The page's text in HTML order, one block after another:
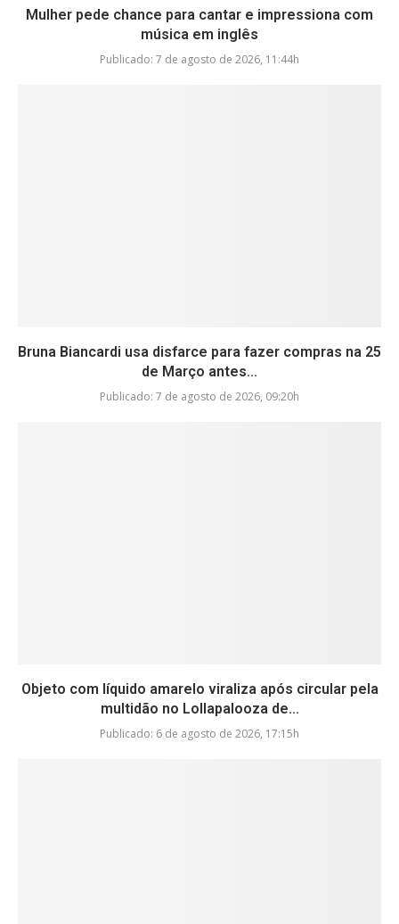
Mulher pede chance para cantar e impressiona com
música em inglês
Publicado: 7 de agosto de 2026, 11:44h
Bruna Biancardi usa disfarce para fazer compras na 25
de Março antes...
Publicado: 7 de agosto de 2026, 09:20h
Objeto com líquido amarelo viraliza após circular pela
multidão no Lollapalooza de...
Publicado: 6 de agosto de 2026, 17:15h